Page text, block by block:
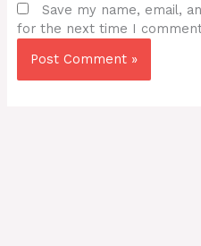
Save my name, email,
for the next time I